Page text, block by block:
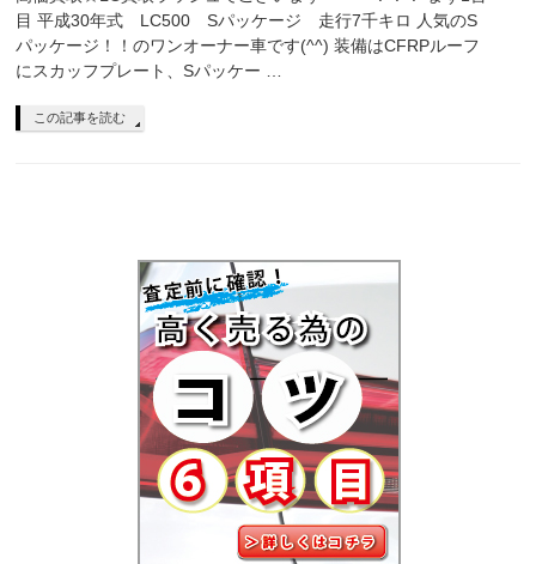
目 平成30年式 LC500 Sパッケージ 走行7千キロ 人気のS
パッケージ！！のワンオーナー車です(^^) 装備はCFRPルーフ
にスカッフプレート、Sパッケー …
この記事を読む